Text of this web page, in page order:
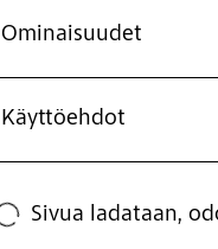
Ominaisuudet
Käyttöehdot
Sivua ladataan,